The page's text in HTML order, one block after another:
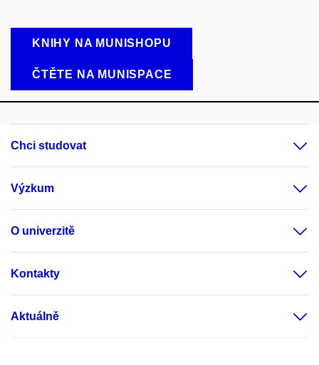
KNIHY NA MUNISHOPU
ČTĚTE NA MUNISPACE
Chci studovat
Výzkum
O univerzitě
Kontakty
Aktuálně